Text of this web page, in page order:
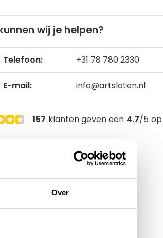
Over
wij je helpen?
Telefoon: +31 78 780 2330
E-mail: info@artsloten.nl
157 klanten geven een 4.7/5 op